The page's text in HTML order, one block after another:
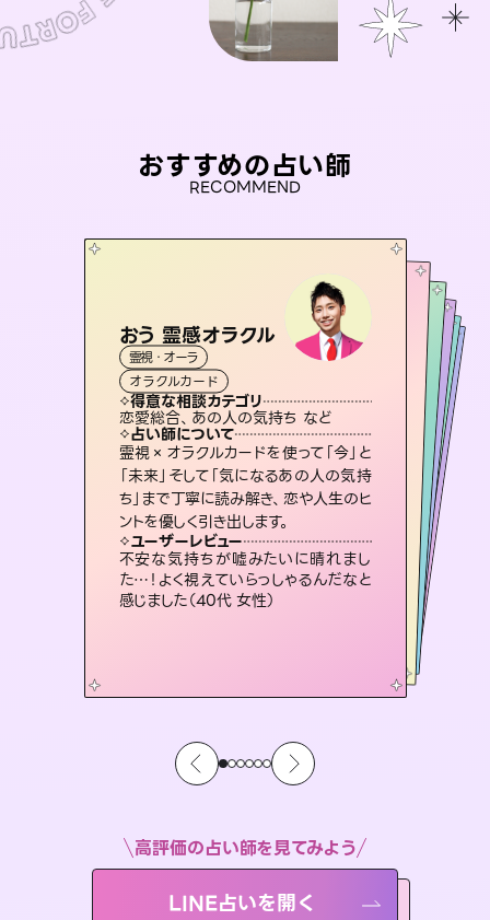
おすすめの占い師
RECOMMEND
おう 霊感オラクル
霊視・オーラ
オラクルカード
得意な相談カテゴリ
恋愛総合、あの人の気持ち など
占い師について
霊視×オラクルカードを使って「今」と
「未来」そして「気になるあの人の気持
ち」まで丁寧に読み解き、恋や人生のヒ
ントを優しく引き出します。
ユーザーレビュー
不安な気持ちが嘘みたいに晴れまし
た…！よく視えていらっしゃるんだなと
感じました（40代 女性）
桃源珠羽（とうげんみう
霊視・オーラ
スピリチュアル・リーディング
得意な相談カテゴリ
片想い、あの人の気持ち、復縁 など
占い師について
恋愛のお悩みの中でも特に「曖昧な関
係」の相談を得意としており、友達以上
恋人未満なお相手との今後や本音を丁
寧に読み解き恋愛成就へと導きます。
ユーザーレビュー
鑑定していただいてアドバイス通りに行
動すると仲が復活してきました。ありが
とうございました（40代 女性）
セラピスト理恵
霊視・オーラ
スピリチュアル・リーディング
得意な相談カテゴリ
片想い、二人の未来、年の差 など
占い師について
連絡再開、復縁、成就などの報告実績
多数。セラピストとして2万超の施術経
験があるからこそできる鑑定で、より良
い未来をサポートします。
ユーザーレビュー
とても心温まる鑑定でした。しかもこち
らは何も言っていないのに視えていらっ
しゃるんだなと驚きです（30代女性）
アイリス -iris-
西洋占星術
ルーン
得意な相談カテゴリ
恋愛総合、片想い、二人の未来 など
占い師について
復縁、恋愛、不倫の行方、同性愛や片思い、仕事関係や借金問題まで知りたいことや心の負担になっていることを紐解き、背中をそっと押して導きます。
ユーザーレビュー
安心感のあり、言い切ってくれる所や濁
さない鑑定のおかげで、毎回自分の気
持ちを整えられます（30代 男性）
スピリチュアル・リーディング
得意な相談カテゴリ
片想い、あの人の気持ち、復縁 など
占い師について
3,700年以上の歴史を持つ東洋最古の
占術「易占」で詳細まで占い、幸せへ向
かう道筋を示します。厳しい結果にも具
体的な対策をお伝えします。
ユーザーレビュー
複雑な背景もしっかり聞いて鑑定して
いただけました。気持ちが楽になりまし
た（50代 女性）
霊視・オーラ 心理学
スピリチュアル・リーディング
得意な相談カテゴリ
出逢い、片想い、復縁 など
占い師について
未来には何パターンもの選択肢があり
ます。不安で視えにくくなっているあな
たの素敵な未来を見つけ、その未来を
選択できるようアドバイスします。
ユーザーレビュー
職場の人の性質や人間関係、本心など
本当によく視えていてびっくり。対策が
打てて前向きになれます（40代）
高評価の占い師を見てみよう
LINE占いを開く